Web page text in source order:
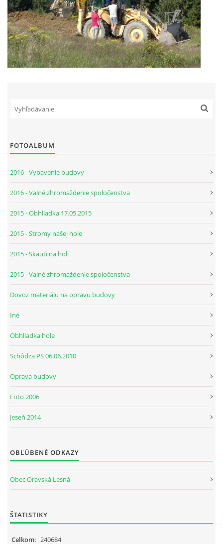
FOTOALBUM
2016 - Vybavenie budovy
2016 - Valné zhromaždenie spoločenstva
2015 - Obhliadka 17.05.2015
2015 - Stromy našej hole
2015 - Skauti na holi
2015 - Valné zhromaždenie spoločenstva
Dovoz materiálu na opravu budovy
Iné
Obhliadka hole
Schôdza PS 06.06.2010
Oprava budovy
Foto 2006
Jeseň 2014
OBĽÚBENÉ ODKAZY
Obec Oravská Lesná
ŠTATISTIKY
Celkom: 240684